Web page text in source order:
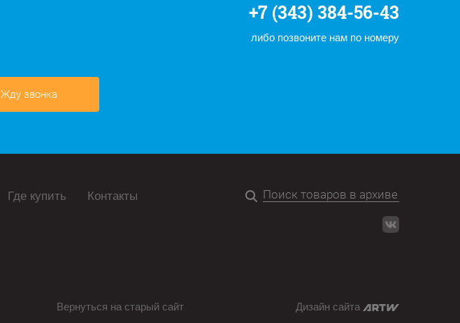
+7 (343) 384-56-43
либо позвоните нам по номеру
Жду звонка
Где купить Контакты
Вернуться на старый сайт Дизайн сайта